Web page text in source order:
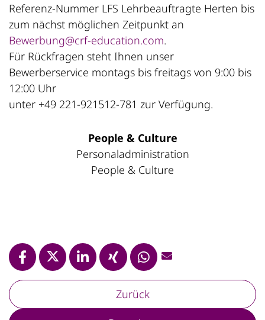
Referenz-Nummer LFS Lehrbeauftragte Herten bis
zum nächst möglichen Zeitpunkt an
Bewerbung@crf-education.com.
Für Rückfragen steht Ihnen unser
Bewerberservice montags bis freitags von 9:00 bis
12:00 Uhr
unter +49 221-921512-781 zur Verfügung.
People & Culture
Personaladministration
People & Culture
Zurück